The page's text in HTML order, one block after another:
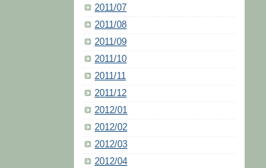
2011/07
2011/08
2011/09
2011/10
2011/11
2011/12
2012/01
2012/02
2012/03
2012/04